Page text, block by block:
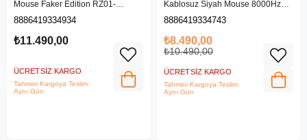
Mouse Faker Edition RZ01-
05120500-R3M1
8886419334934
₺11.490,00
ÜCRETSIZ KARGO
Tahmini Kargoya Teslim:
Aynı Gün
Kablosuz Siyah Mouse 8000Hz
RZ01-05330100-R3G1
8886419334743
₺8.490,00
₺10.490,00
ÜCRETSIZ KARGO
Tahmini Kargoya Teslim:
Aynı Gün